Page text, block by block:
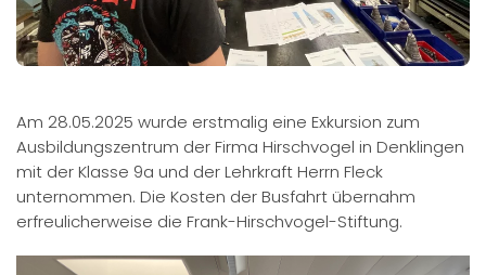
Am 28.05.2025 wurde erstmalig eine Exkursion zum
Ausbildungszentrum der Firma Hirschvogel in Denklingen
mit der Klasse 9a und der Lehrkraft Herrn Fleck
unternommen. Die Kosten der Busfahrt übernahm
erfreulicherweise die Frank-Hirschvogel-Stiftung.